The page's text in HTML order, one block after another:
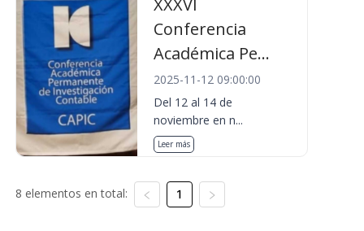
XXXVI
Conferencia
Académica Pe...
2025-11-12 09:00:00
Del 12 al 14 de
noviembre en n...
Leer más
8 elementos en total: 1